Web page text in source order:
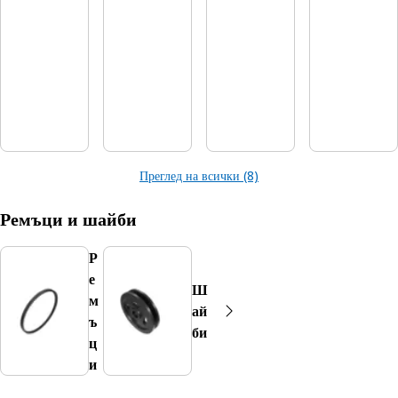
Преглед на всички (8)
Ремъци и шайби
Р
е
м
ъ
ц
и
Ш
ай
би